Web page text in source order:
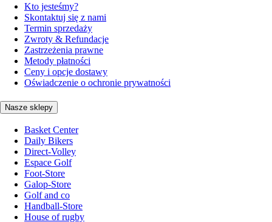
Kto jesteśmy?
Skontaktuj się z nami
Termin sprzedaży
Zwroty & Refundacje
Zastrzeżenia prawne
Metody płatności
Ceny i opcje dostawy
Oświadczenie o ochronie prywatności
Nasze sklepy
Basket Center
Daily Bikers
Direct-Volley
Espace Golf
Foot-Store
Galop-Store
Golf and co
Handball-Store
House of rugby